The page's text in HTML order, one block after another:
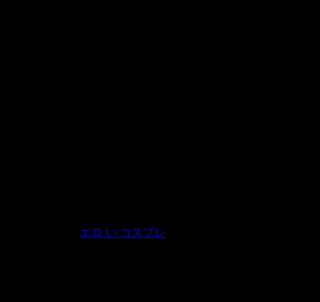
エロ い コスプレ